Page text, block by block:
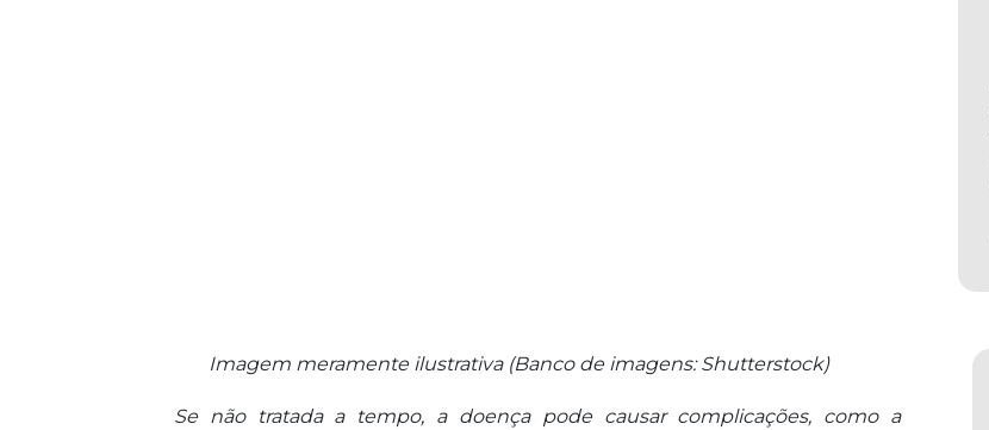
Imagem meramente ilustrativa (Banco de imagens: Shutterstock)
Se não tratada a tempo, a doença pode causar complicações, como a